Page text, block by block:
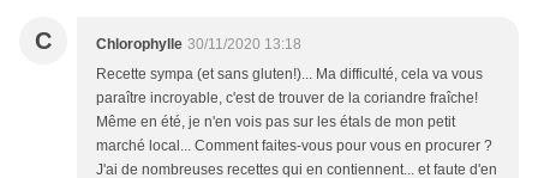
C Chlorophylle 30/11/2020 13:18
Recette sympa (et sans gluten!)... Ma difficulté, cela va vous
paraître incroyable, c'est de trouver de la coriandre fraîche!
Même en été, je n'en vois pas sur les étals de mon petit
marché local... Comment faites-vous pour vous en procurer ?
J'ai de nombreuses recettes qui en contiennent... et faute d'en